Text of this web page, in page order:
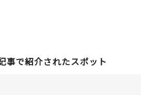
事で紹介されたスポット